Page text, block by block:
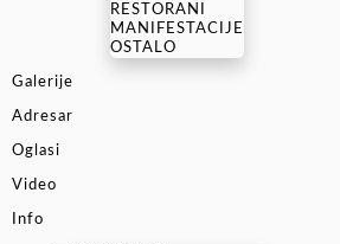
RESTORANI
MANIFESTACIJE
OSTALO
Galerije
Adresar
Oglasi
Video
Info